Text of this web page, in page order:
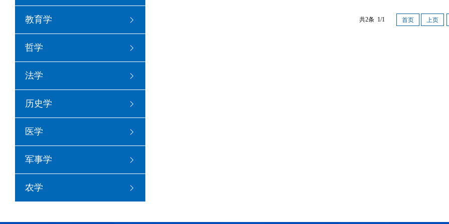
教育学
哲学
法学
历史学
医学
军事学
农学
共2条 1/1 首页 上页